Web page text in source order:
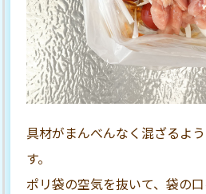
具材がまんべんなく混ざるよ
す。
ポリ袋の空気を抜いて、袋の口